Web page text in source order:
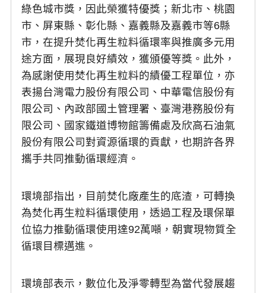
綠色城市獎，因此榮獲特優獎；新北市、桃園
市、屏東縣、彰化縣、嘉義縣及嘉義市等6縣
市，在提升焚化再生粒料循環率與推廣多元用
途方面，展現良好績效，獲頒優等獎。此外，
為感謝使用焚化再生粒料的績優工程單位，亦
表揚台灣電力股份有限公司、中華電信股份有
限公司、內政部國土管理署、臺灣港務股份有
限公司、國家鐵道博物館籌備處及欣高石油氣
股份有限公司對資源循環的貢獻，也期許各界
攜手共同推動循環經濟。
環境部指出，目前焚化廠產生的底渣，可轉換
為焚化再生粒料循環使用，透過工程及環保單
位協力推動循環使用達92萬噸，朝實現物質全
循環目標邁進。
環境部表示，數位化及淨零轉型為當代發展趨